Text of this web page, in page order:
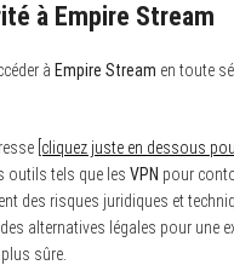
à Empire Stream
à Empire Stream en toute
[cliquez juste en dessous
outils tels que les VPN pour
des risques juridiques et
alternatives légales pour une
sûre.